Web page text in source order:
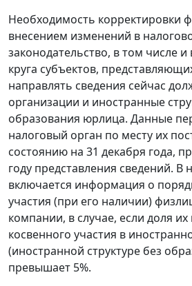
Необходимость корректировки
внесением изменений в
законодательство, в том числе
круга субъектов,
направлять сведения сейчас
организации и иностранные
образования юрлица. Данные
налоговый орган по месту их
состоянию на 31 декабря года,
году представления сведений. В
включается информация о
участия (при его наличии)
компании, в случае, если доля
косвенного участия в
(иностранной структуре без
превышает 5%.